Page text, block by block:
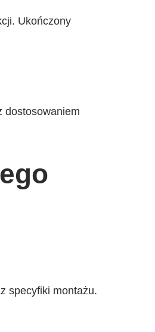
Ukończony
dostosowaniem
specyfiki montażu.